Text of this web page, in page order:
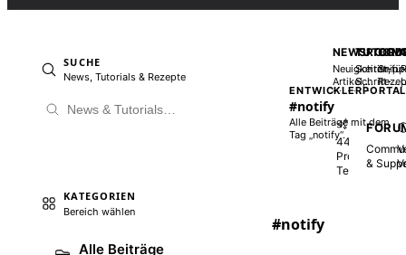
SUCHE
News, Tutorials & Rezepte
KATEGORIEN
Bereich wählen
Alle Beiträge
ENTWICKLERPORTAL
#notify
Alle Beiträge mit dem
Tag „notify“.
NEWSROOM
Neuigkeiten,
Artikel,
Einblicke
Schritt-
Schritt-
ATELIER
4416
Production
Templates
&
#notify